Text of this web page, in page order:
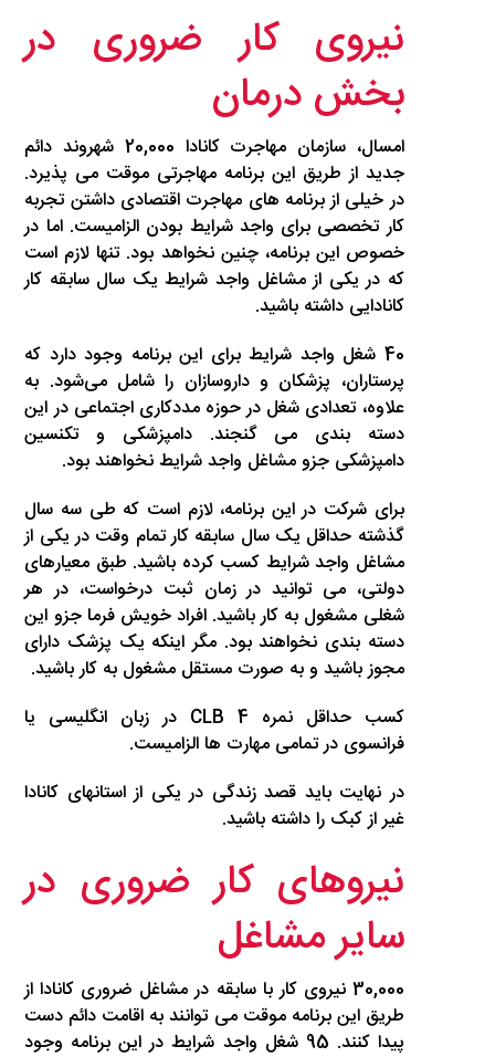
نیروی کار ضروری در
بخش درمان
امسال، سازمان مهاجرت کانادا 20,000 شهروند دائم
جدید از طریق این برنامه مهاجرتی موقت می پذیرد.
در خیلی از برنامه های مهاجرت اقتصادی داشتن تجربه
کار تخصصی برای واجد شرایط بودن الزامیست. اما در
خصوص این برنامه، چنین نخواهد بود. تنها لازم است
که در یکی از مشاغل واجد شرایط یک سال سابقه کار
کانادایی داشته باشید.
40 شغل واجد شرایط برای این برنامه وجود دارد که
پرستاران، پزشکان و داروسازان را شامل می‌شود. به
علاوه، تعدادی شغل در حوزه مددکاری اجتماعی در این
دسته بندی می گنجند. دامپزشکی و تکنسین
دامپزشکی جزو مشاغل واجد شرایط نخواهند بود.
برای شرکت در این برنامه، لازم است که طی سه سال
گذشته حداقل یک سال سابقه کار تمام وقت در یکی از
مشاغل واجد شرایط کسب کرده باشید. طبق معیارهای
دولتی، می توانید در زمان ثبت درخواست، در هر
شغلی مشغول به کار باشید. افراد خویش فرما جزو این
دسته بندی نخواهند بود. مگر اینکه یک پزشک دارای
مجوز باشید و به صورت مستقل مشغول به کار باشید.
کسب حداقل نمره CLB 4 در زبان انگلیسی یا
فرانسوی در تمامی مهارت ها الزامیست.
در نهایت باید قصد زندگی در یکی از استانهای کانادا
غیر از کبک را داشته باشید.
نیروهای کار ضروری در
سایر مشاغل
30,000 نیروی کار با سابقه در مشاغل ضروری کانادا از
طریق این برنامه موقت می توانند به اقامت دائم دست
پیدا کنند. 95 شغل واجد شرایط در این برنامه وجود